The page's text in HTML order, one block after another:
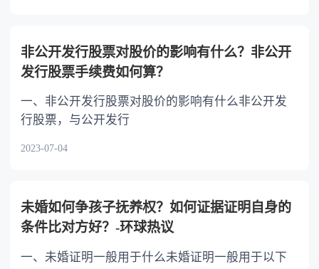
非公开发行股票对股价的影响有什么？非公开
发行股票手续费如何算？
一、非公开发行股票对股价的影响有什么非公开发
行股票，与公开发行
2023-07-04
未婚如何争孩子抚养权？如何证据证明自身的
条件比对方好？-环球热议
一、未婚证明一般用于什么未婚证明一般用于以下